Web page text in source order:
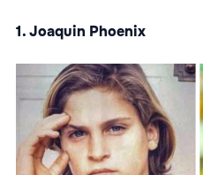
1. Joaquin Phoenix